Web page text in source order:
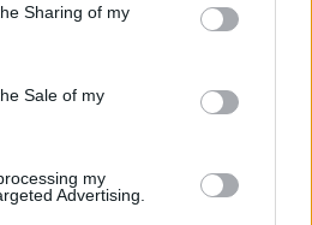
Sharing of my
Sale of my
my
Advertising.
meg többet